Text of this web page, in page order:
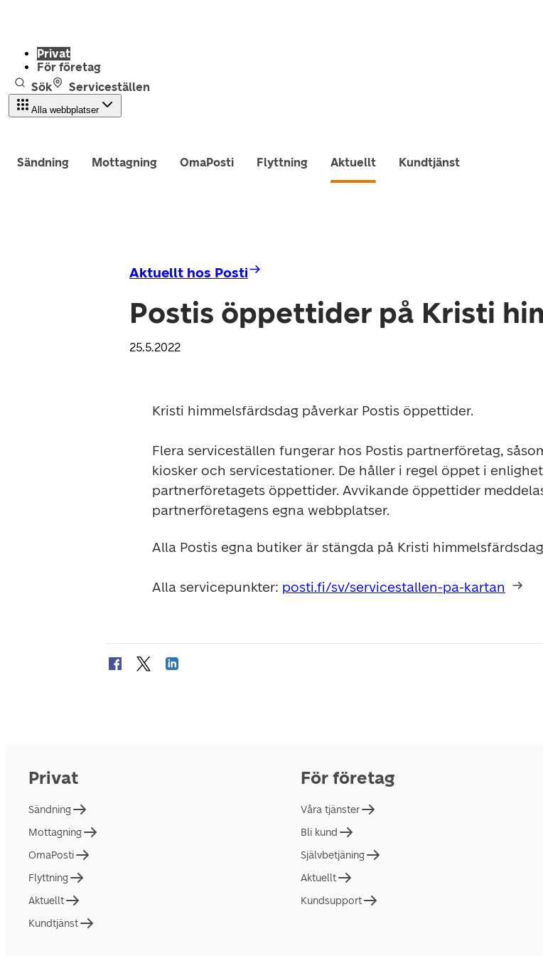
Privat
För företag
Sök
Serviceställen
Alla webbplatser
Sändning Mottagning OmaPosti Flyttning Aktuellt Kundtjänst
Aktuellt hos Posti
Postis öppettider på Kristi
25.5.2022
Kristi himmelsfärdsdag påverkar Postis öppettider.
Flera serviceställen fungerar hos Postis partnerföretag,
kiosker och servicestationer. De håller i regel öppet i
partnerföretagets öppettider. Avvikande öppettider
partnerföretagens egna webbplatser.
Alla Postis egna butiker är stängda på Kristi
Alla servicepunkter: posti.fi/sv/servicestallen-pa-kartan
Privat
Sändning
Mottagning
OmaPosti
Flyttning
Aktuellt
Kundtjänst
För företag
Våra tjänster
Bli kund
Självbetjäning
Aktuellt
Kundsupport